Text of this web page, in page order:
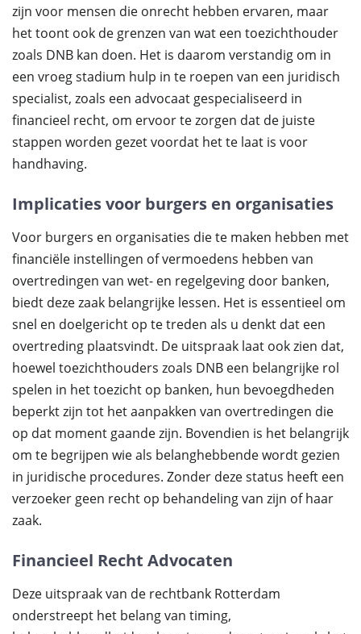
zijn voor mensen die onrecht hebben ervaren, maar
het toont ook de grenzen van wat een toezichthouder
zoals DNB kan doen. Het is daarom verstandig om in
een vroeg stadium hulp in te roepen van een juridisch
specialist, zoals een advocaat gespecialiseerd in
financieel recht, om ervoor te zorgen dat de juiste
stappen worden gezet voordat het te laat is voor
handhaving.
Implicaties voor burgers en organisaties
Voor burgers en organisaties die te maken hebben met
financiële instellingen of vermoedens hebben van
overtredingen van wet- en regelgeving door banken,
biedt deze zaak belangrijke lessen. Het is essentieel om
snel en doelgericht op te treden als u denkt dat een
overtreding plaatsvindt. De uitspraak laat ook zien dat,
hoewel toezichthouders zoals DNB een belangrijke rol
spelen in het toezicht op banken, hun bevoegdheden
beperkt zijn tot het aanpakken van overtredingen die
op dat moment gaande zijn. Bovendien is het belangrijk
om te begrijpen wie als belanghebbende wordt gezien
in juridische procedures. Zonder deze status heeft een
verzoeker geen recht op behandeling van zijn of haar
zaak.
Financieel Recht Advocaten
Deze uitspraak van de rechtbank Rotterdam
onderstreept het belang van timing,